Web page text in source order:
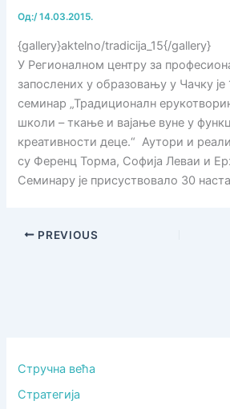
Од:/14.03.2015.
{gallery}aktelno/tradicija_15{/gallery}
У Регионалном центру за
запослених у образовању у Чачку
семинар „Традиционалн
школи – ткање и вајање вуне у
креативности деце.“ Аутори и
су Ференц Торма, Софија Леваи и
Семинару је присуствовало 30
PREVIOUS
Стручна већа
Стратегија